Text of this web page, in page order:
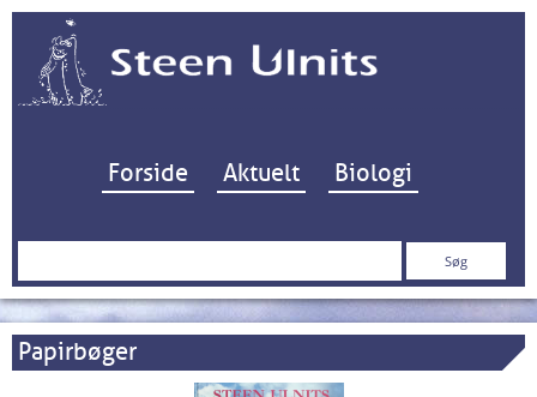
Hop til indhold
Forside Aktuelt Biologi
Søg
Papirbøger